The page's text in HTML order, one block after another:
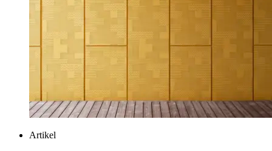
Artikel